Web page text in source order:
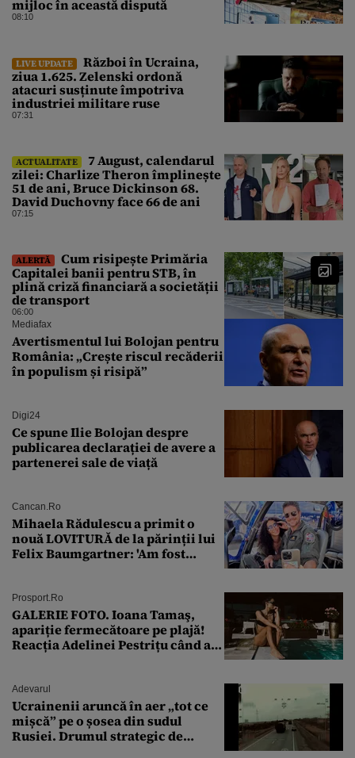
mijloc în această dispută
08:10
LIVE UPDATE
Război în Ucraina,
ziua 1.625. Zelenski ordonă
atacuri susținute împotriva
industriei militare ruse
07:31
ACTUALITATE
7 August, calendarul
zilei: Charlize Theron împlinește
51 de ani, Bruce Dickinson 68.
David Duchovny face 66 de ani
07:15
ALERTĂ
Cum risipește Primăria
Capitalei banii pentru STB, în
plină criză financiară a societății
de transport
06:00
Mediafax
Avertismentul lui Bolojan pentru
România: „Crește riscul recăderii
în populism și risipă”
Digi24
Ce spune Ilie Bolojan despre
publicarea declarației de avere a
partenerei sale de viață
Cancan.ro
Mihaela Rădulescu a primit o
nouă LOVITURĂ de la părinții lui
Felix Baumgartner: 'Am fost
Prosport.ro
GALERIE FOTO. Ioana Tamaş,
apariție fermecătoare pe plajă!
Reacția Adelinei Pestrițu când a
Adevarul
Ucrainenii aruncă în aer „tot ce
mișcă” pe o șosea din sudul
Rusiei. Drumul strategic de